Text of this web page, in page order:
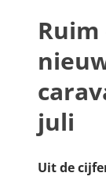
juli
Uit de